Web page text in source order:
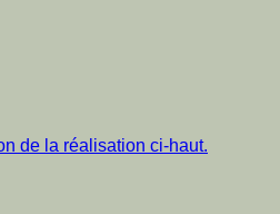
de la réalisation ci-haut.